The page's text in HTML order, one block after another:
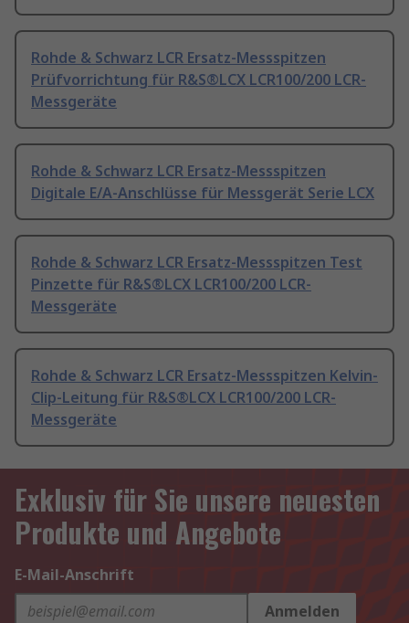
Rohde & Schwarz LCR Ersatz-Messspitzen
Prüfvorrichtung für R&S®LCX LCR100/200 LCR-
Messgeräte
Rohde & Schwarz LCR Ersatz-Messspitzen
Digitale E/A-Anschlüsse für Messgerät Serie LCX
Rohde & Schwarz LCR Ersatz-Messspitzen Test
Pinzette für R&S®LCX LCR100/200 LCR-
Messgeräte
Rohde & Schwarz LCR Ersatz-Messspitzen Kelvin-
Clip-Leitung für R&S®LCX LCR100/200 LCR-
Messgeräte
Exklusiv für Sie unsere neuesten
Produkte und Angebote
E-Mail-Anschrift
Anmelden